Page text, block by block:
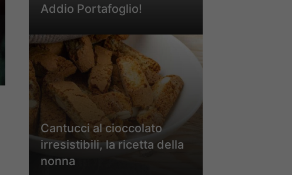
Addio Portafoglio!
Cantucci al cioccolato
irresistibili, la ricetta della
nonna